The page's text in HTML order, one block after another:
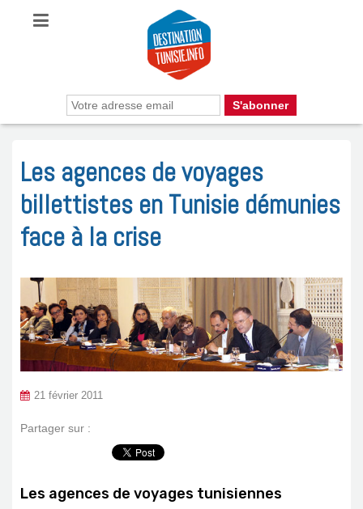
Les agences de voyages
billettistes en Tunisie démunies
face à la crise
21 février 2011
Partager sur :
Les agences de voyages tunisiennes